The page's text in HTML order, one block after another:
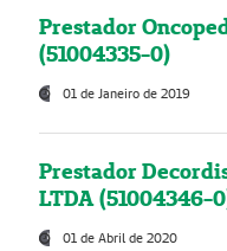
Prestador
(51004335-0)
01 de Janeiro de 2019
Prestador
LTDA (51004346-
01 de Abril de 2020